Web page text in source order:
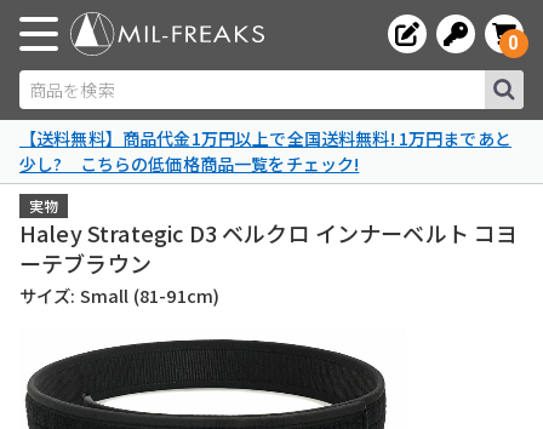
商品を検索
0
【送料無料】商品代金1万円以上で全国送料無料! 1万円まであと
少し? こちらの低価格商品一覧をチェック!
実物
Haley Strategic D3 ベルクロ インナーベルト コヨ
ーテブラウン
サイズ: Small (81-91cm)